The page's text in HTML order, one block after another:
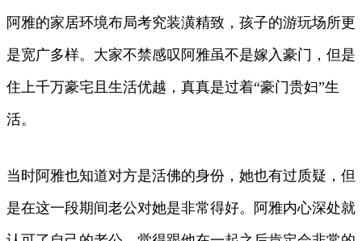
阿雅的家居环境布局考究装潢精致，孩子的游玩场所更
是宽广多样。大家不禁感叹阿雅虽不是嫁入豪门，但是
住上千万豪宅且生活优越，真真是过着“豪门贵妇”生
活。
当时阿雅也知道对方是活佛的身份，她也有过质疑，但
是在这一段期间老公对她是非常得好。阿雅内心深处就